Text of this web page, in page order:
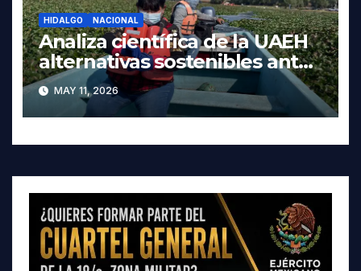
HIDALGO NACIONAL
Analiza científica de la UAEH
alternativas sostenibles ante
crisis ambiental en Tula-
Tepeji
MAY 11, 2026